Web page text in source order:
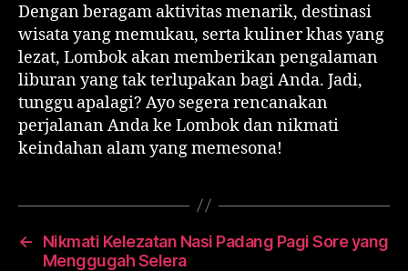
Dengan beragam aktivitas menarik, destinasi
wisata yang memukau, serta kuliner khas yang
lezat, Lombok akan memberikan pengalaman
liburan yang tak terlupakan bagi Anda. Jadi,
tunggu apalagi? Ayo segera rencanakan
perjalanan Anda ke Lombok dan nikmati
keindahan alam yang memesona!
←
Nikmati Kelezatan Nasi Padang Pagi Sore yang
Menggugah Selera